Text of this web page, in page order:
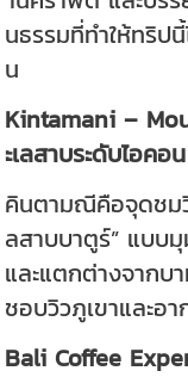
นธรรมที่ทำให้ทริป
น
Kintamani –
ะเลสาบระดับไอคอน
คินตามณีคือจุดชมวิ
ลสาบบาตูร์” แบบ
และแตกต่างจากบ
ชอบวิวภูเขาและอ
Bali Coffee